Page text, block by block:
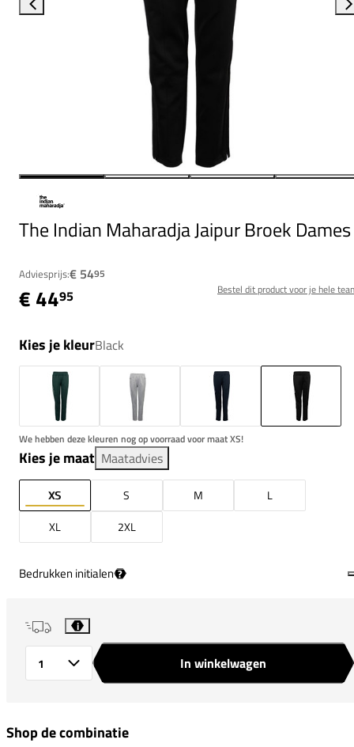
The Indian Maharadja Jaipur Broek Dames
Adviesprijs:€ 5495
€ 4495 Bestel dit product voor je hele
Kies je kleurBlack
We hebben deze kleuren nog op voorraad voor maat XS!
Kies je maat Maatadvies
XS S M
L
XL
2XL
Bedrukken initialen ?
i
In winkelwagen
Shop de combinatie